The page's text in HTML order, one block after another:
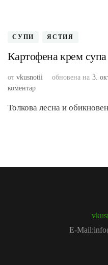
СУПИ ЯСТИЯ
Картофена крем супа
от vkusnotii обновена на 3.
коментаркъм
крем
Толкова лесна и
E-